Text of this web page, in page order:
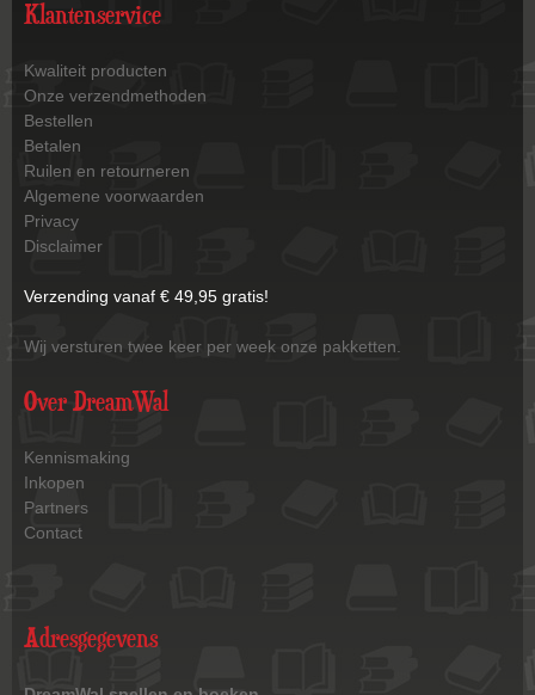
Klantenservice
Kwaliteit producten
Onze verzendmethoden
Bestellen
Betalen
Ruilen en retourneren
Algemene voorwaarden
Privacy
Disclaimer
Verzending vanaf € 49,95 gratis!
Wij versturen twee keer per week onze pakketten.
Over DreamWal
Kennismaking
Inkopen
Partners
Contact
Adresgegevens